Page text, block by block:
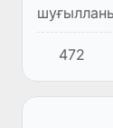
турақлы
472